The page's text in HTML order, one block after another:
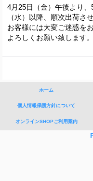
4月25日（金）午後より
（水）以降、順次出荷さ
お客様には大変ご迷惑を
よろしくお願い致します。
ホーム
個人情報保護方針について
オンラインSHOPご利用案内